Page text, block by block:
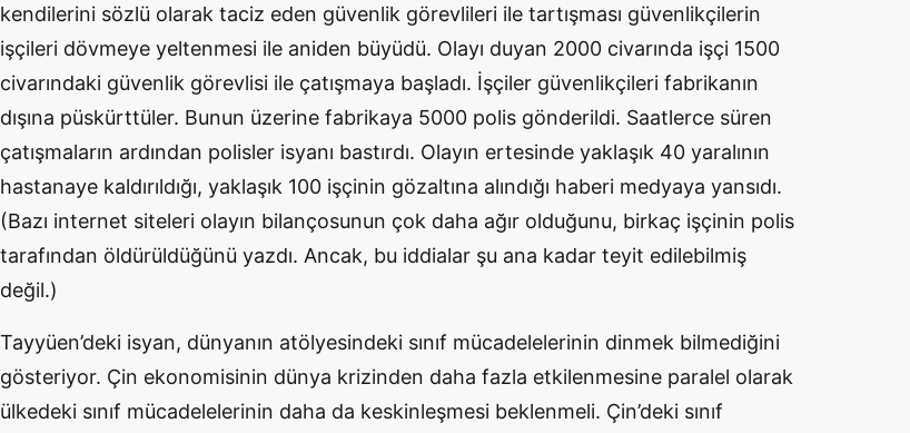
kendilerini sözlü olarak taciz eden güvenlik görevlileri ile tartışması güvenlikçilerin
işçileri dövmeye yeltenmesi ile aniden büyüdü. Olayı duyan 2000 civarında işçi 1500
civarındaki güvenlik görevlisi ile çatışmaya başladı. İşçiler güvenlikçileri fabrikanın
dışına püskürttüler. Bunun üzerine fabrikaya 5000 polis gönderildi. Saatlerce süren
çatışmaların ardından polisler isyanı bastırdı. Olayın ertesinde yaklaşık 40 yaralının
hastanaye kaldırıldığı, yaklaşık 100 işçinin gözaltına alındığı haberi medyaya yansıdı.
(Bazı internet siteleri olayın bilançosunun çok daha ağır olduğunu, birkaç işçinin polis
tarafından öldürüldüğünü yazdı. Ancak, bu iddialar şu ana kadar teyit edilebilmiş
değil.)
Tayyüen’deki isyan, dünyanın atölyesindeki sınıf mücadelelerinin dinmek bilmediğini
gösteriyor. Çin ekonomisinin dünya krizinden daha fazla etkilenmesine paralel olarak
ülkedeki sınıf mücadelelerinin daha da keskinleşmesi beklenmeli. Çin’deki sınıf